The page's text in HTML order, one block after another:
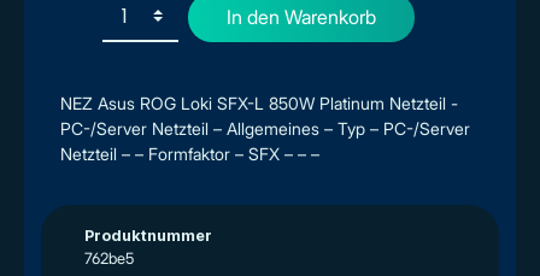
NEZ Asus ROG Loki SFX-L 850W Platinum Netzteil -
PC-/Server Netzteil – Allgemeines – Typ – PC-/Server
Netzteil – – Formfaktor – SFX – – –
Produktnummer
762be5
In den Warenkorb